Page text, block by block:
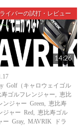
ライバーの試打・レビュー
14:26
Golf（キャロウェイゴル
寿ゴルフレンジャー
恵比
ンジャー Green
恵比寿
ジャー Red
恵比寿ゴル
ー Gray, MAVRIK ドラ